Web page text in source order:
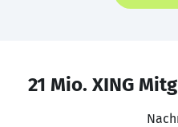
21 Mio. XING